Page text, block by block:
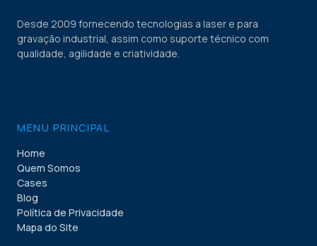
Desde 2009 fornecendo tecnologias a laser e para
gravação industrial, assim como suporte técnico com
qualidade, agilidade e criatividade.
MENU PRINCIPAL
Home
Quem Somos
Cases
Blog
Política de Privacidade
Mapa do Site